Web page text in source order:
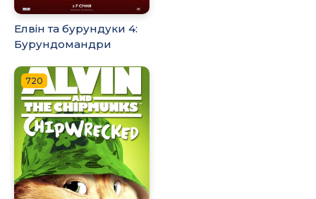
Елвін та бурундуки 4:
Бурундомандри
720